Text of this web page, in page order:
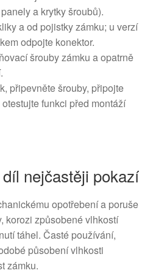
a krytky šroubů).
a od pojistky zámku; u verzí
odpojte konektor.
šrouby zámku a opatrně
připevněte šrouby, připojte
funkci před montáží
nejčastěji pokazí
opotřebení a poruše
korozi způsobené vlhkostí
táhel. Časté používání,
působení vlhkosti
zámku.